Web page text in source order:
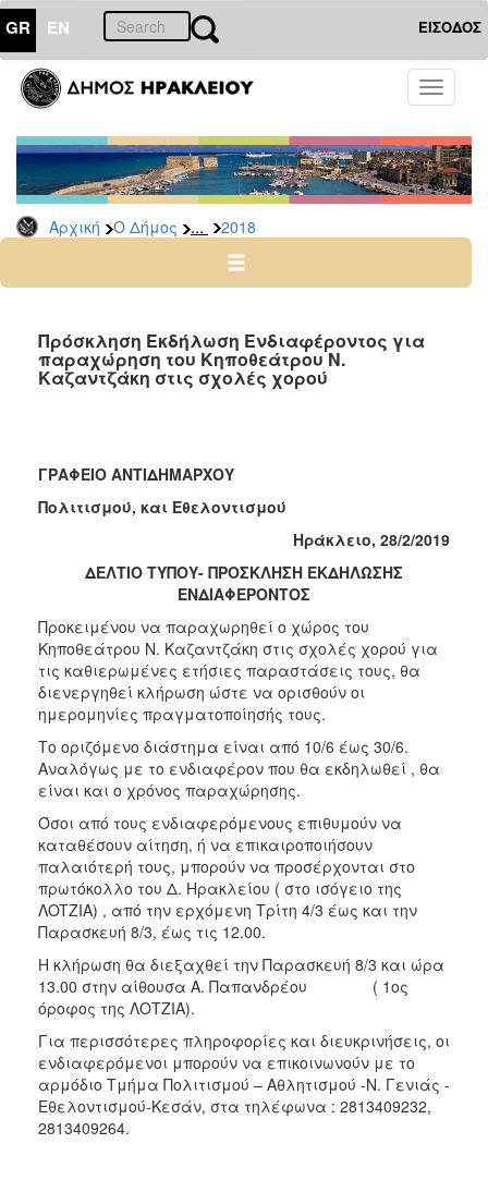
GR EN ΕΙΣΟΔΟΣ
Toggle
Αρχική Ο Δήμος ... 2018
ΔΗΜΟΣ
Δελτία
Τύπου
Αρχείο
2026
2024
2022
2021
2017
2013
2012
2011
2010
2006
ΤΟΠΟΣ
ΠΟΛΙΤΙΣΜΟΣ
ΑΝΘΕΚΤΙΚΗ
ΠΟΛΗ
Πρόσκληση Εκδήλωση Ενδιαφέροντος για
παραχώρηση του Κηποθεάτρου Ν.
Καζαντζάκη στις σχολές χορού
ΓΡΑΦΕΙΟ ΑΝΤΙΔΗΜΑΡΧΟΥ
Πολιτισμού, και Eθελοντισμού
Ηράκλειο, 28/2/2019
ΔΕΛΤΙΟ ΤΥΠΟΥ- ΠΡΟΣΚΛΗΣΗ ΕΚΔΗΛΩΣΗΣ
ΕΝΔΙΑΦΕΡΟΝΤΟΣ
Προκειμένου να παραχωρηθεί ο χώρος του
Κηποθεάτρου Ν. Καζαντζάκη στις σχολές χορού για
τις καθιερωμένες ετήσιες παραστάσεις τους, θα
διενεργηθεί κλήρωση ώστε να ορισθούν οι
ημερομηνίες πραγματοποίησής τους.
Το οριζόμενο διάστημα είναι από 10/6 έως 30/6.
Αναλόγως με το ενδιαφέρον που θα εκδηλωθεί , θα
είναι και ο χρόνος παραχώρησης.
Όσοι από τους ενδιαφερόμενους επιθυμούν να
καταθέσουν αίτηση, ή να επικαιροποιήσουν
παλαιότερή τους, μπορούν να προσέρχονται στο
πρωτόκολλο του Δ. Ηρακλείου ( στο ισόγειο της
ΛOTZIA) , από την ερχόμενη Τρίτη 4/3 έως και την
Παρασκευή 8/3, έως τις 12.00.
Η κλήρωση θα διεξαχθεί την Παρασκευή 8/3 και ώρα
13.00 στην αίθουσα Α. Παπανδρέου ( 1ος
όροφος της ΛΟΤΖΙΑ).
Για περισσότερες πληροφορίες και διευκρινήσεις, οι
ενδιαφερόμενοι μπορούν να επικοινωνούν με το
αρμόδιο Τμήμα Πολιτισμού – Αθλητισμού -Ν. Γενιάς -
Εθελοντισμού-Κεσάν, στα τηλέφωνα : 2813409232,
2813409264.